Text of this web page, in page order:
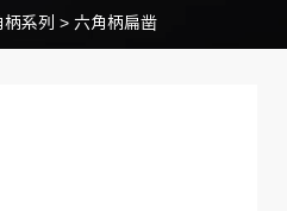
系列 > 六角柄扁凿